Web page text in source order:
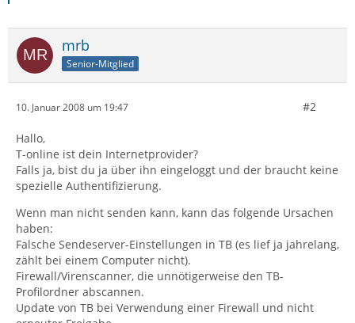
mrb
Senior-Mitglied
10. Januar 2008 um 19:47 #2
Hallo,
T-online ist dein Internetprovider?
Falls ja, bist du ja über ihn eingeloggt und der braucht keine
spezielle Authentifizierung.
Wenn man nicht senden kann, kann das folgende Ursachen
haben:
Falsche Sendeserver-Einstellungen in TB (es lief ja jahrelang,
zählt bei einem Computer nicht).
Firewall/Virenscanner, die unnötigerweise den TB-
Profilordner abscannen.
Update von TB bei Verwendung einer Firewall und nicht